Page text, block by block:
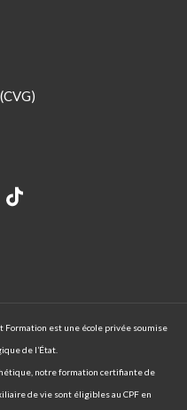
Formation est une école privée soumise
de l’État.
notre formation certifiante de
de vie sont éligibles au CPF en